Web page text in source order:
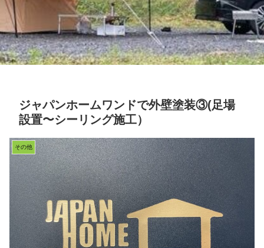
ジャパンホームワンドで外壁塗装③(足場
設置〜シーリング施工）
その他